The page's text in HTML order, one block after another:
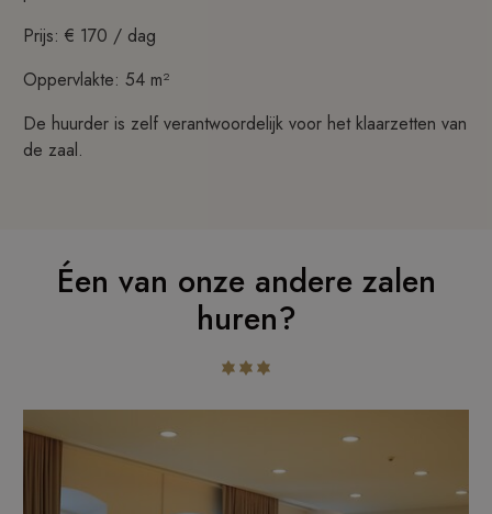
Prijs: € 170 / dag
Oppervlakte: 54 m²
De huurder is zelf verantwoordelijk voor het klaarzetten van
de zaal.
Éen van onze andere zalen
huren?